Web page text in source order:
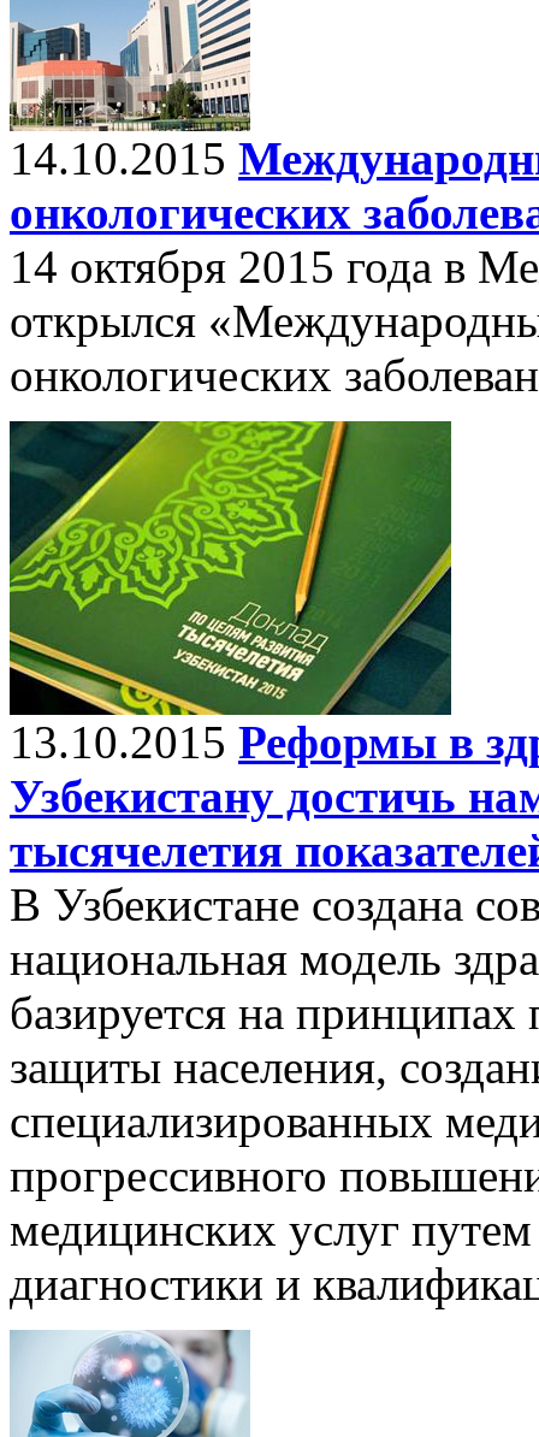
14.10.2015
онкологических
14 октября 2015 года в
открылся
онкологических
13.10.2015 Реформы в
Узбекистану достичь
тысячелетия
В Узбекистане создана
национальная модель
базируется на
защиты населения,
специализированных
прогрессивного
медицинских услуг
диагностики и